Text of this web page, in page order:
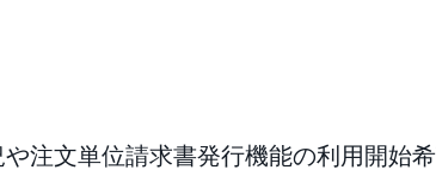
注文単位請求書発行機能の利用開始